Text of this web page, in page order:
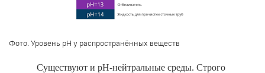
Фото.Уровень pH у распространённых веществ
Существуют и pН-нейтральные среды. Строго